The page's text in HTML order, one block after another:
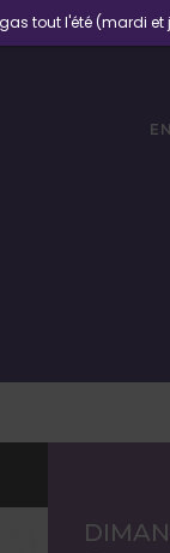
EN
tout l'été (mardi